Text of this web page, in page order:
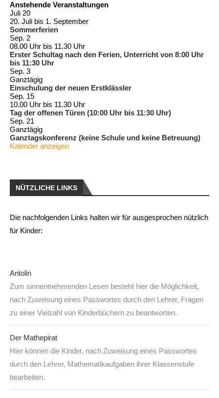
Anstehende Veranstaltungen
Juli 20
20. Juli bis 1. September
Sommerferien
Sep. 2
08.00 Uhr bis 11.30 Uhr
Erster Schultag nach den Ferien, Unterricht von 8:00 Uhr
bis 11:30 Uhr
Sep. 3
Ganztägig
Einschulung der neuen Erstklässler
Sep. 15
10.00 Uhr bis 11.30 Uhr
Tag der offenen Türen (10:00 Uhr bis 11:30 Uhr)
Sep. 21
Ganztägig
Ganztagskonferenz (keine Schule und keine Betreuung)
Kalender anzeigen
NÜTZLICHE LINKS
Die nachfolgenden Links halten wir für ausgesprochen nützlich
für Kinder:
Antolin
Zum sinnentnehmenden Lesen besteht hier die Möglichkeit,
nach Zuweisung eines Passwortes durch den Lehrer, Fragen
zu einer Vielzahl von Kinderbüchern zu beantworten.
Der Mathepirat
Hier können die Kinder, nach Zuweisung eines Passwortes
durch den Lehrer, Mathematikaufgaben ihrer Klassenstufe
bearbeiten.